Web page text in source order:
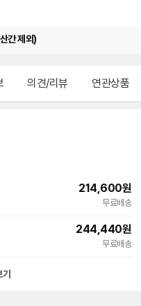
간 제외)
의견/리뷰 연관상품
214,600원
무료배송
244,440원
무료배송